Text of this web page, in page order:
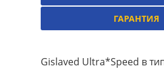
ГАРАНТИЯ
Gislaved Ultra*Speed в